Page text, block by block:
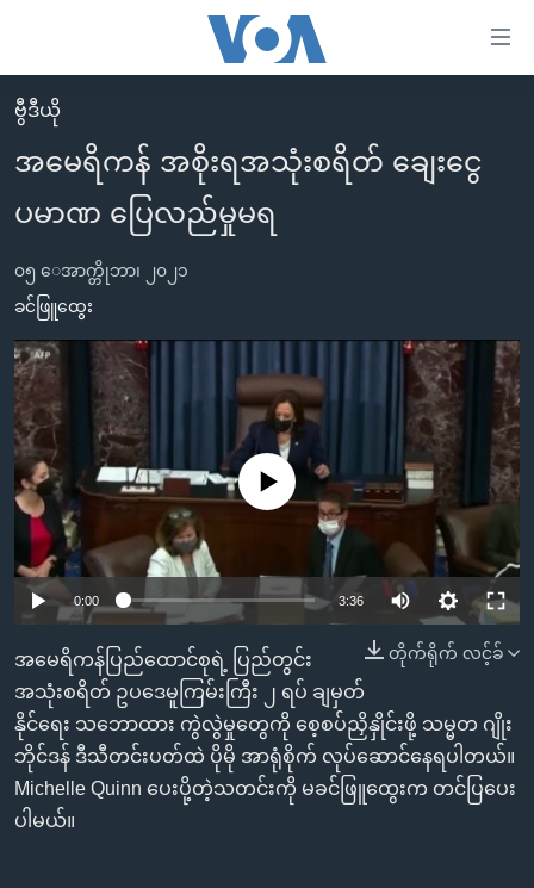
လွယ်ကူ
စေ
များ
ပင်မ
အကြောင်းအရာ
သို့
ကျော်
ကြည့်
ရန်
ပင်မ
ညွန်း
စာမျက်နှာ
ကျော်
ကြည့်
ရန်
ရှာဖွေ
ရန်
နေရာ
မူလစာမျက်နှာ
မြန်မာ
ကမ္ဘာ့သတင်းများ
အမေရိကန်
တရုတ်
အစ္စရေး-ပါလက်စတိုင်း
သတင်းလွတ်လပ်ခွင့်
ရပ်ဝန်းတခု လမ်းတခု အလွန်
အင်္ဂလိပ်စာလေ့လာမယ်
အမေရိကန်သုံးအီဒီယံ
မကြေးမုံရဲ့ အင်္ဂလိပ်စာ
ရုပ်ရှင်ထဲက အင်္ဂလိပ်စာ
သုတပဒေသာ အင်္ဂလိပ်စာ
အပတ်စဉ်ကဏ္ဍများ
ရေဒီယို
တီဗွီ
ရေဒီယိုနှင့်ရုပ်သံ အချက်အလက်များ
ရေဒီယို/တီဗွီအစီအစဉ်
Learning English
ဘာသာစကားများ
ဗွီဒီယို
အမေရိကန် အစိုးရအသုံးစရိတ် ချေးငွေ
ပမာဏ ပြေလည်မှုမရ
၀၅ ေအာက္တိုဘာ၊ ၂၀၂၁
ခင်ဖြူထွေး
No media source currently available
0:00 3:36
တိုက်ရိုက် လင့်ခ်
အမေရိကန်ပြည်ထောင်စုရဲ့ ပြည်တွင်း
အသုံးစရိတ် ဥပဒေမူကြမ်းကြီး ၂ ရပ် ချမှတ်
နိုင်ရေး သဘောထား ကွဲလွဲမှုတွေကို စေ့စပ်ညှိနှိုင်းဖို့ သမ္မတ ဂျိုး
ဘိုင်ဒန် ဒီသီတင်းပတ်ထဲ ပိုမို အာရုံစိုက် လုပ်ဆောင်နေရပါတယ်။
Michelle Quinn ပေးပို့တဲ့သတင်းကို မခင်ဖြူထွေးက တင်ပြပေး
ပါမယ်။